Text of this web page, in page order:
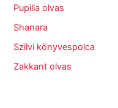
Pupilla olvas
Shanara
Szilvi könyvespolca
Zakkant olvas